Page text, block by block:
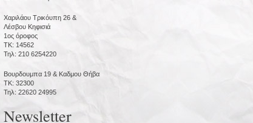
Χαριλάου Τρικόυπη 26 &
Λέσβου Κηφισιά
1ος όροφος
ΤΚ: 14562
Τηλ: 210 6254220
Βουρδουμπα 19 & Καδμου Θήβα
ΤΚ: 32300
Τηλ: 22620 24995
Newsletter